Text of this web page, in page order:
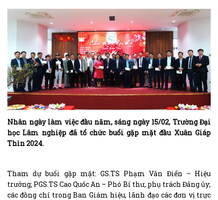
Nhân ngày làm việc đầu năm, sáng ngày 15/02, Trường Đại
học Lâm nghiệp đã tổ chức buổi gặp mặt đầu Xuân Giáp
Thìn 2024.
Tham dự buổi gặp mặt: GS.TS Phạm Văn Điển – Hiệu
trưởng; PGS.TS Cao Quốc An – Phó Bí thư, phụ trách Đảng ủy;
các đồng chí trong Ban Giám hiệu, lãnh đạo các đơn vị trực